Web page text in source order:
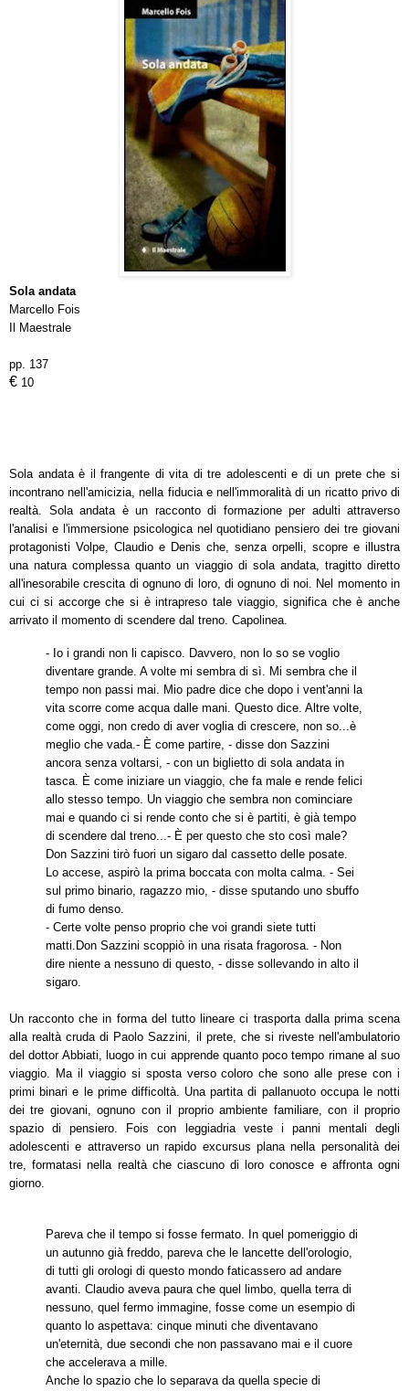
Sola andata
Marcello Fois
Il Maestrale
pp. 137
€ 10
Sola andata è il frangente di vita di tre adolescenti e di un prete che si
incontrano nell'amicizia, nella fiducia e nell'immoralità di un ricatto privo di
realtà. Sola andata è un racconto di formazione per adulti attraverso
l'analisi e l'immersione psicologica nel quotidiano pensiero dei tre giovani
protagonisti Volpe, Claudio e Denis che, senza orpelli, scopre e illustra
una natura complessa quanto un viaggio di sola andata, tragitto diretto
all'inesorabile crescita di ognuno di loro, di ognuno di noi. Nel momento in
cui ci si accorge che si è intrapreso tale viaggio, significa che è anche
arrivato il momento di scendere dal treno. Capolinea.
- Io i grandi non li capisco. Davvero, non lo so se voglio
diventare grande. A volte mi sembra di sì. Mi sembra che il
tempo non passi mai. Mio padre dice che dopo i vent'anni la
vita scorre come acqua dalle mani. Questo dice. Altre volte,
come oggi, non credo di aver voglia di crescere, non so...è
meglio che vada. - È come partire, - disse don Sazzini
ancora senza voltarsi, - con un biglietto di sola andata in
tasca. È come iniziare un viaggio, che fa male e rende felici
allo stesso tempo. Un viaggio che sembra non cominciare
mai e quando ci si rende conto che si è partiti, è già tempo
di scendere dal treno... - È per questo che sto così male?
Don Sazzini tirò fuori un sigaro dal cassetto delle posate.
Lo accese, aspirò la prima boccata con molta calma. - Sei
sul primo binario, ragazzo mio, - disse sputando uno sbuffo
di fumo denso.
- Certe volte penso proprio che voi grandi siete tutti
matti. Don Sazzini scoppiò in una risata fragorosa. - Non
dire niente a nessuno di questo, - disse sollevando in alto il
sigaro.
Un racconto che in forma del tutto lineare ci trasporta dalla prima scena
alla realtà cruda di Paolo Sazzini, il prete, che si riveste nell'ambulatorio
del dottor Abbiati, luogo in cui apprende quanto poco tempo rimane al suo
viaggio. Ma il viaggio si sposta verso coloro che sono alle prese con i
primi binari e le prime difficoltà. Una partita di pallanuoto occupa le notti
dei tre giovani, ognuno con il proprio ambiente familiare, con il proprio
spazio di pensiero. Fois con leggiadria veste i panni mentali degli
adolescenti e attraverso un rapido excursus plana nella personalità dei
tre, formatasi nella realtà che ciascuno di loro conosce e affronta ogni
giorno.
Pareva che il tempo si fosse fermato. In quel pomeriggio di
un autunno già freddo, pareva che le lancette dell'orologio,
di tutti gli orologi di questo mondo faticassero ad andare
avanti. Claudio aveva paura che quel limbo, quella terra di
nessuno, quel fermo immagine, fosse come un esempio di
quanto lo aspettava: cinque minuti che diventavano
un'eternità, due secondi che non passavano mai e il cuore
che accelerava a mille.
Anche lo spazio che lo separava da quella specie di